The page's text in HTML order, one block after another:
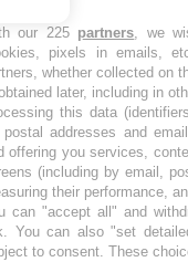
NEWSLETTER
Recevez toutes les
infos santé
our 225 partners, we
pixels in emails,
whether collected on
later, including in
this data
postal addresses and
offering you services,
(including by email,
their performance,
can "accept all" and
. You can also "set
to consent. These